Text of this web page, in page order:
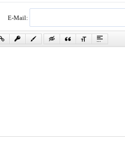
E-Mail: